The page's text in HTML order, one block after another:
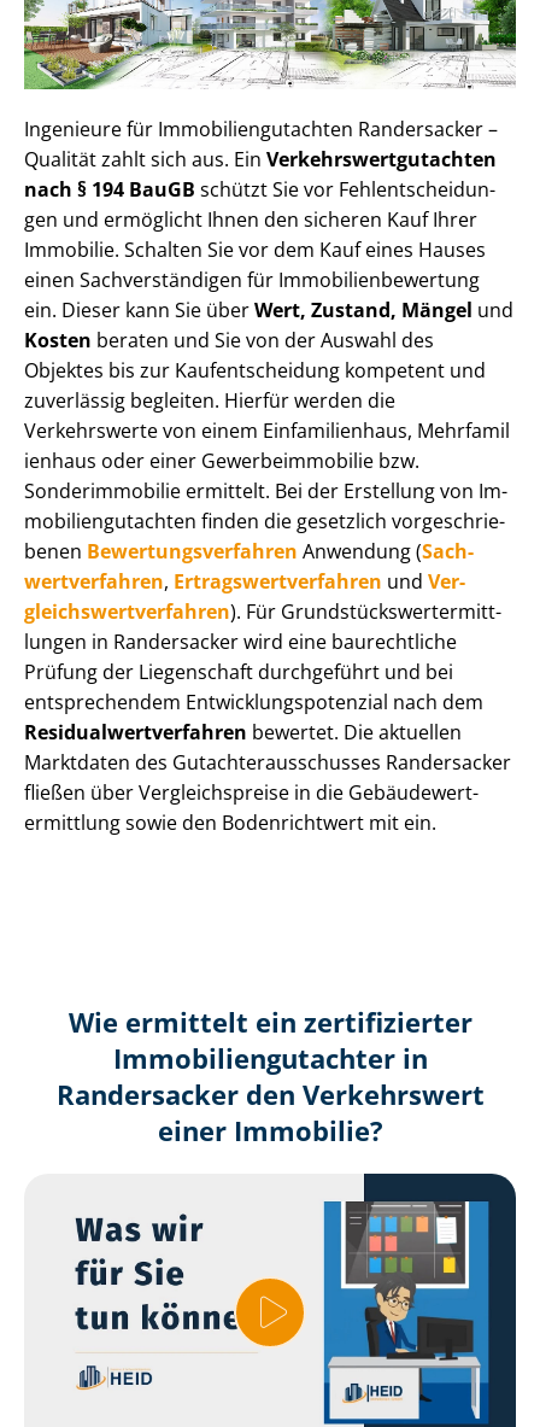
Ingenieure für Im­mo­bi­li­en­gut­ach­ten Randersacker –
Qualität zahlt sich aus. Ein Ver­kehrs­wert­gut­ach­ten
nach § 194 BauGB schützt Sie vor Fehl­ent­schei­dun­
gen und ermöglicht Ihnen den sicheren Kauf Ihrer
Immobilie. Schalten Sie vor dem Kauf eines Hauses
einen Sach­ver­stän­di­gen für Im­mo­bi­li­en­be­wer­tung
ein. Dieser kann Sie überWert, Zustand, Mängel und
Kosten beraten und Sie von der Auswahl des
Objektes bis zur Kauf­ent­schei­dung kompetent und
zuverlässig begleiten. Hierfür werden die
Verkehrswerte von einem Einfamilienhaus, Mehr­fa­mi­l
i­en­haus oder einer Ge­wer­be­im­mo­bi­lie bzw.
Sonderimmobilie ermittelt. Bei der Erstellung von Im­
mo­bi­li­en­gut­ach­ten finden die gesetzlich vor­ge­schrie­
be­nen Be­wer­tungs­ver­fah­ren Anwendung (Sach­
wert­ver­fah­ren, Er­trags­wert­ver­fah­ren und Ver­
gleichs­wert­ver­fah­ren). Für Grund­stücks­wert­ermitt­
lun­gen in Randersacker wird eine baurechtliche
Prüfung der Liegenschaft durchgeführt und bei
entsprechendem Ent­wick­lungs­po­ten­zi­al nach dem
Re­si­du­al­wert­ver­fah­ren bewertet. Die aktuellen
Marktdaten des Gut­ach­ter­aus­schus­ses Randersacker
fließen über Ver­gleichs­prei­se in die Ge­bäu­de­wert­
ermitt­lung sowie den Bodenrichtwert mit ein.
Wie ermittelt ein zertifizierter
Immobilien­gutachter in
Randersacker den Verkehrswert
einer Immobilie?